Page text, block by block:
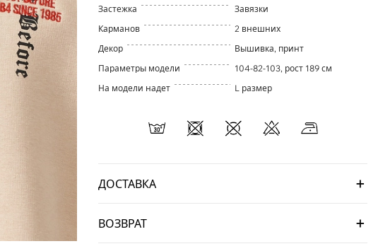
Застежка
Завязки
Карманов
2 внешних
Декор
Вышивка, принт
Параметры модели
104-82-103, рост 189 см
На модели надет
L размер
ДОСТАВКА
ВОЗВРАТ